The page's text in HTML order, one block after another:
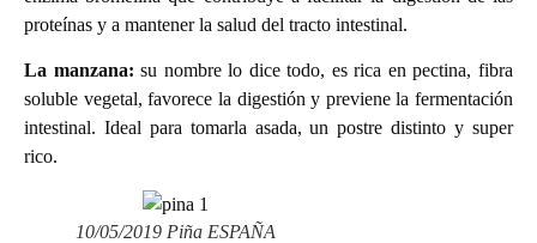
proteínas y a mantener la salud del tracto intestinal.
La manzana: su nombre lo dice todo, es rica en pectina, fibra
soluble vegetal, favorece la digestión y previene la fermentación
intestinal. Ideal para tomarla asada, un postre distinto y super
rico.
10/05/2019 Piña ESPAÑA